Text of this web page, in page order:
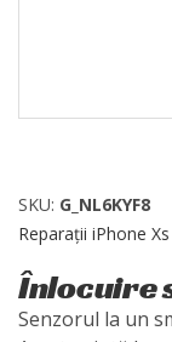
SKU: G_NL6KYF8
Reparații iPhone
Înlocuire
Senzorul la un